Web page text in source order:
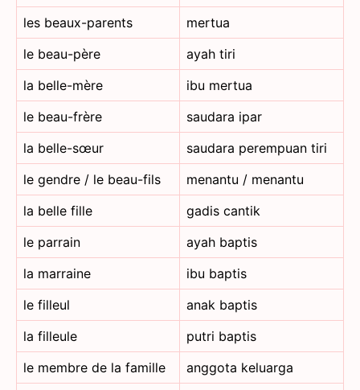
les beaux-parents
mertua
le beau-père
ayah tiri
la belle-mère
ibu mertua
le beau-frère
saudara ipar
la belle-sœur
saudara perempuan tiri
le gendre / le beau-fils
menantu / menantu
la belle fille
gadis cantik
le parrain
ayah baptis
la marraine
ibu baptis
le filleul
anak baptis
la filleule
putri baptis
le membre de la famille
anggota keluarga